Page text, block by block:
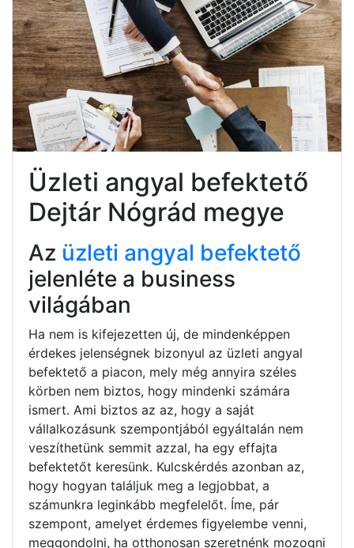
Üzleti angyal befektető
Dejtár Nógrád megye
Az üzleti angyal befektető
jelenléte a business
világában
Ha nem is kifejezetten új, de mindenképpen
érdekes jelenségnek bizonyul az üzleti angyal
befektető a piacon, mely még annyira széles
körben nem biztos, hogy mindenki számára
ismert. Ami biztos az az, hogy a saját
vállalkozásunk szempontjából egyáltalán nem
veszíthetünk semmit azzal, ha egy effajta
befektetőt keresünk. Kulcskérdés azonban az,
hogy hogyan találjuk meg a legjobbat, a
számunkra leginkább megfelelőt. Íme, pár
szempont, amelyet érdemes figyelembe venni,
meggondolni, ha otthonosan szeretnénk mozogni